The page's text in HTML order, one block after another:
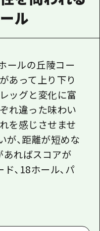
画でご紹介！
報
ード
ル
ールの丘陵コー
あって上り下り
ッグと変化に富
れ違った味わい
を感じさせませ
が、距離が短めな
あればスコアが
、18ホール、パ